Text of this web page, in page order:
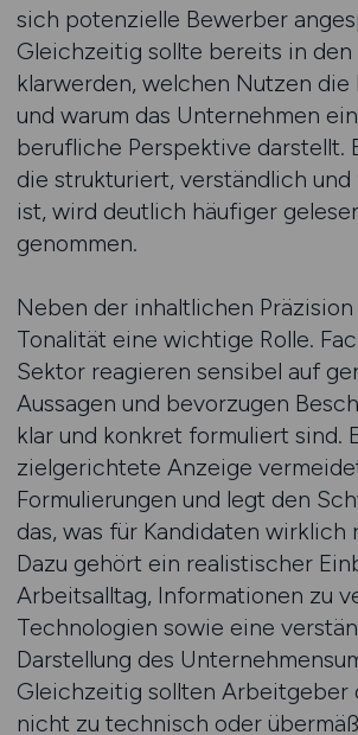
sich potenzielle Bewerber
Gleichzeitig sollte bereits in
klarwerden, welchen Nutzen
und warum das Unternehmen
berufliche Perspektive darstellt.
die strukturiert, verständlich
ist, wird deutlich häufiger
genommen.
Neben der inhaltlichen
Tonalität eine wichtige Rolle.
Sektor reagieren sensibel auf
Aussagen und bevorzugen
klar und konkret formuliert sind.
zielgerichtete Anzeige
Formulierungen und legt den
das, was für Kandidaten wirklich
Dazu gehört ein realistischer
Arbeitsalltag, Informationen zu
Technologien sowie eine
Darstellung des
Gleichzeitig sollten Arbeitgeber
nicht zu technisch oder